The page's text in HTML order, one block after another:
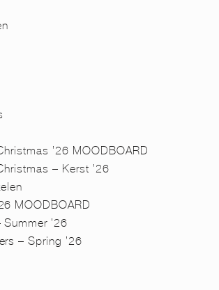
’26 MOODBOARD
– Kerst ’26
MOODBOARD
’26
– Spring ’26